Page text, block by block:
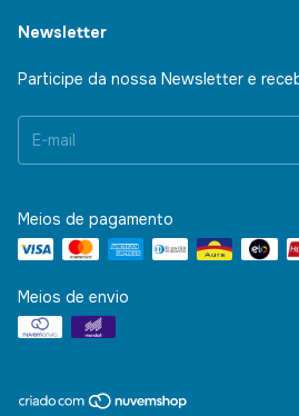
Newsletter
Participe da nossa Newsletter e
Meios de pagamento
Meios de envio